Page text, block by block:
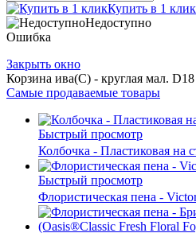
Купить в 1 клик
Недоступно
Ошибка
Закрыть окно
Корзина ива(С) - круглая мал.
Самые продаваемые товары
Быстрый просмотр
Колбочка - Пластиковая на
Быстрый просмотр
Флористическая пена -